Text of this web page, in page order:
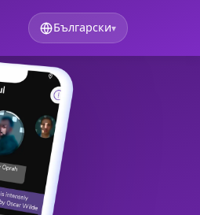
Български▾